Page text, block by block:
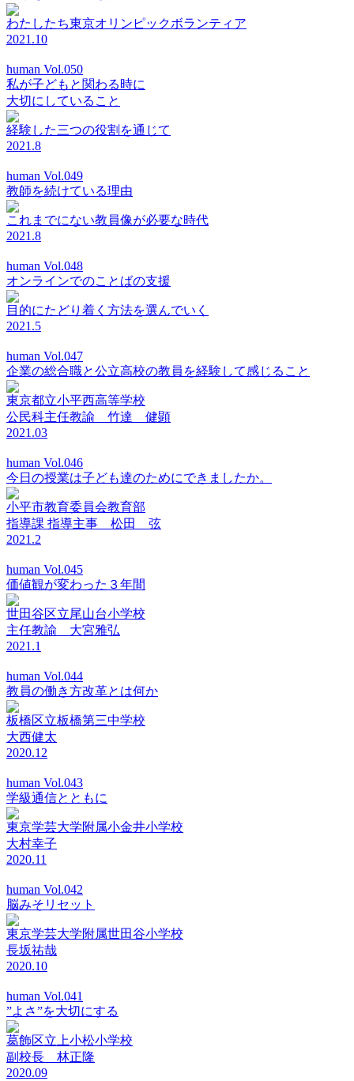
わたしたち東京オリンピックボランティア
2021.10
human Vol.050
私が子どもと関わる時に
大切にしていること
経験した三つの役割を通じて
2021.8
human Vol.049
教師を続けている理由
これまでにない教員像が必要な時代
2021.8
human Vol.048
オンラインでのことばの支援
目的にたどり着く方法を選んでいく
2021.5
human Vol.047
企業の総合職と公立高校の教員を経験して感じること
東京都立小平西高等学校
公民科主任教諭 竹達 健顕
2021.03
human Vol.046
今日の授業は子ども達のためにできましたか。
小平市教育委員会教育部
指導課 指導主事 松田 弦
2021.2
human Vol.045
価値観が変わった３年間
世田谷区立尾山台小学校
主任教諭 大宮雅弘
2021.1
human Vol.044
教員の働き方改革とは何か
板橋区立板橋第三中学校
大西健太
2020.12
human Vol.043
学級通信とともに
東京学芸大学附属小金井小学校
大村幸子
2020.11
human Vol.042
脳みそリセット
東京学芸大学附属世田谷小学校
長坂祐哉
2020.10
human Vol.041
”よさ”を大切にする
葛飾区立上小松小学校
副校長 林正隆
2020.09